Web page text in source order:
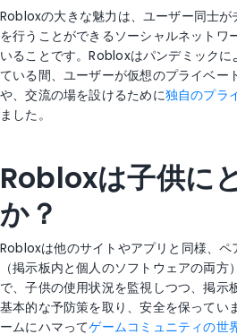
Robloxの大きな魅力は、ユーザー同士
を行うことができるソーシャルネットワ
いることです。Robloxはパンデミック
ている間、ユーザーが仮想のプライベー
や、交流の場を設けるために独自のプラ
ました。
Robloxは子供に
か？
Robloxは他のサイトやアプリと同様、
（掲示板内と個人のソフトウェアの両方
で、子供の使用状況を監視しつつ、掲示
基本的な予防策を取り、安全を保ってい
ームにハマってゲームコミュニティの世